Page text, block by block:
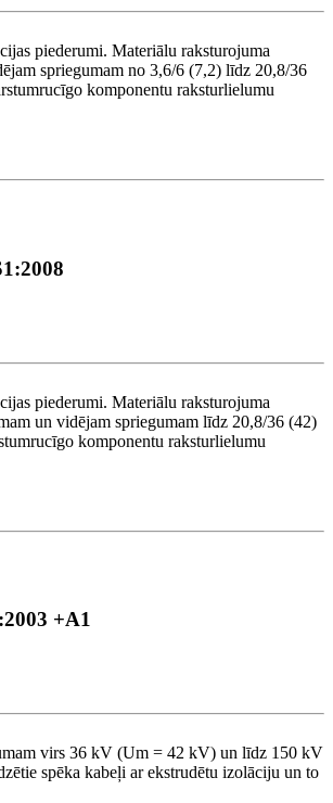
piederumi. Materiālu raksturojuma
spriegumam no 3,6/6 (7,2) līdz 20,8/36
komponentu raksturlielumu
piederumi. Materiālu raksturojuma
un vidējam spriegumam līdz 20,8/36 (42)
komponentu raksturlielumu
+A1
virs 36 kV (Um = 42 kV) un līdz 150 kV
spēka kabeļi ar ekstrudētu izolāciju un to